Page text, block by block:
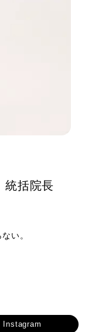
統括院長
い。
Instagram